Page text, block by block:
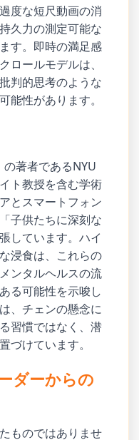
度な短尺動画の消
久力の測定可能な
す。即時の満足感
ロールモデルは、
判的思考のような
能性があります。
著者であるNYU
ト教授を含む学術
とスマートフォン
子供たちに深刻な
しています。ハイ
浸食は、これらの
ンタルヘルスの流
る可能性を示唆し
、チェンの懸念に
習慣ではなく、潜
づけています。
ダーからの
ものではありませ